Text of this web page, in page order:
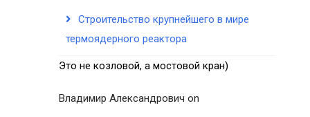
Строительство крупнейшего в мире
термоядерного реактора
Это не козловой, а мостовой кран)
Владимир Александрович on